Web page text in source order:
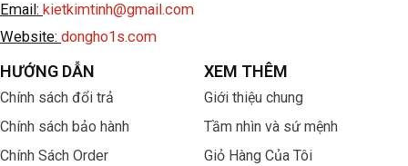
Email: kietkimtinh@gmail.com
Website: dongho1s.com
HƯỚNG DẪN
Chính sách đổi trả
Chính sách bảo hành
Chính Sách Order
XEM THÊM
Giới thiệu chung
Tầm nhìn và sứ mệnh
Giỏ Hàng Của Tôi